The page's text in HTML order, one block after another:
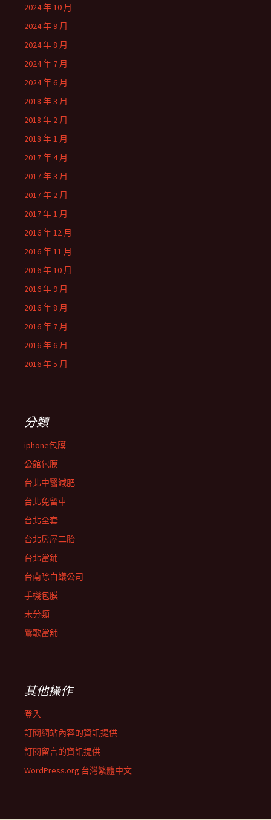
2024 年 10 月
2024 年 9 月
2024 年 8 月
2024 年 7 月
2024 年 6 月
2018 年 3 月
2018 年 2 月
2018 年 1 月
2017 年 4 月
2017 年 3 月
2017 年 2 月
2017 年 1 月
2016 年 12 月
2016 年 11 月
2016 年 10 月
2016 年 9 月
2016 年 8 月
2016 年 7 月
2016 年 6 月
2016 年 5 月
分類
iphone包膜
公館包膜
台北中醫減肥
台北免留車
台北全套
台北房屋二胎
台北當鋪
台南除白蟻公司
手機包膜
未分類
鶯歌當舖
其他操作
登入
訂閱網站內容的資訊提供
訂閱留言的資訊提供
WordPress.org 台灣繁體中文